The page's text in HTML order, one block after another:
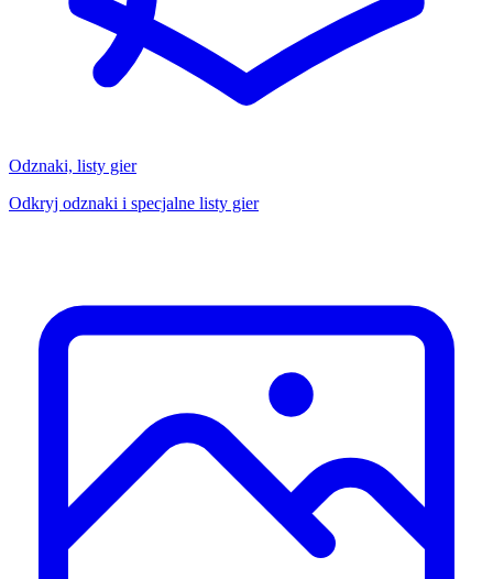
Odznaki, listy gier
Odkryj odznaki i specjalne listy gier